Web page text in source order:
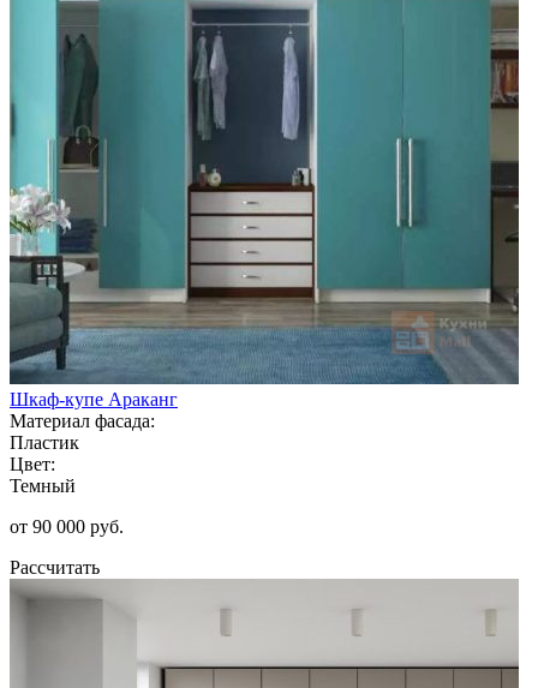
Шкаф-купе Араканг
Материал фасада:
Пластик
Цвет:
Темный
от 90 000 руб.
Рассчитать